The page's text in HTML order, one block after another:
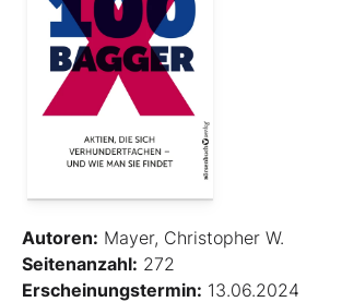
Autoren: Mayer, Christopher W.
Seitenanzahl: 272
Erscheinungstermin: 13.06.2024